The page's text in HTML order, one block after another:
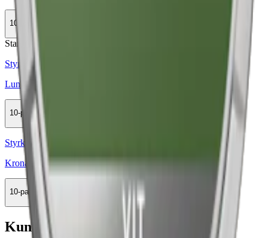
10-pack
Stark
Styrka Stark · Large
Lundgrens Vit Portion Stark
10-pack
309,90 kr
Köp
Styrka Normal · Large
Kronan Vit Portion
10-pack
289,90 kr
Köp
Kundservice